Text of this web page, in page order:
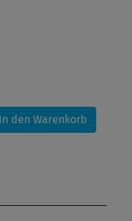
den Warenkorb